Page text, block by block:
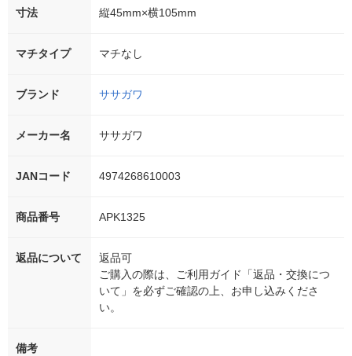
寸法 縦45mm×横105mm
マチタイプ マチなし
ブランド ササガワ
メーカー名 ササガワ
JANコード 4974268610003
商品番号 APK1325
返品について
返品可
ご購入の際は、ご利用ガイド「返品・交換につ
いて」を必ずご確認の上、お申し込みくださ
い。
備考